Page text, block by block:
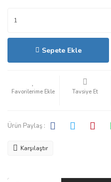
Sepete Ekle
Tavsiye Et
Ürün Paylaş :
Karşılaştır